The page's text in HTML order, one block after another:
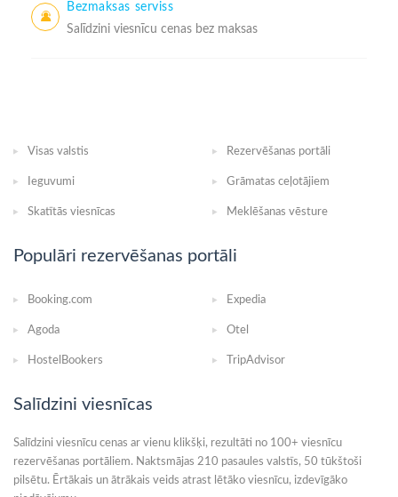
Bezmaksas serviss
Salīdzini viesnīcu cenas bez maksas
Visas valstis Rezervēšanas portāli
Ieguvumi Grāmatas ceļotājiem
Skatītās viesnīcas Meklēšanas vēsture
Populāri rezervēšanas portāli
Booking.com Expedia
Agoda Otel
HostelBookers TripAdvisor
Salīdzini viesnīcas
Salīdzini viesnīcu cenas ar vienu klikšķi, rezultāti no 100+ viesnīcu
rezervēšanas portāliem. Naktsmājas 210 pasaules valstīs, 50 tūkštoši
pilsētu. Ērtākais un ātrākais veids atrast lētāko viesnīcu, izdevīgāko